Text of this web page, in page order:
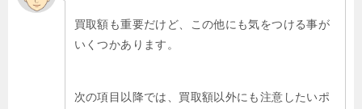
買取額も重要だけど、この他にも気をつける事が
いくつかあります。
次の項目以降では、買取額以外にも注意したいポ